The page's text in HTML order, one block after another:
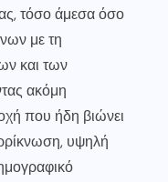
τόσο άμεσα όσο
με τη
και των
ακόμη
που ήδη βιώνει
υψηλή